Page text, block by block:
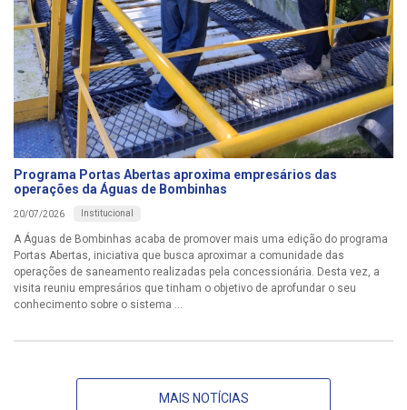
Programa Portas Abertas aproxima empresários das
operações da Águas de Bombinhas
20/07/2026 Institucional
A Águas de Bombinhas acaba de promover mais uma edição do programa
Portas Abertas, iniciativa que busca aproximar a comunidade das
operações de saneamento realizadas pela concessionária. Desta vez, a
visita reuniu empresários que tinham o objetivo de aprofundar o seu
conhecimento sobre o sistema ...
MAIS NOTÍCIAS